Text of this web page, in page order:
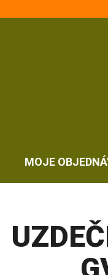
MOJE